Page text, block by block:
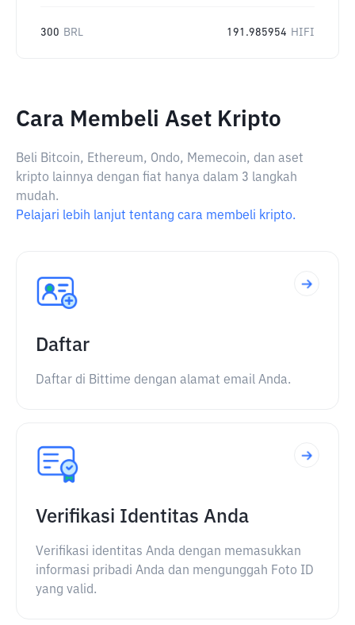
300 BRL 191.985954 HIFI
Cara Membeli Aset Kripto
Beli Bitcoin, Ethereum, Ondo, Memecoin, dan aset
kripto lainnya dengan fiat hanya dalam 3 langkah
mudah.
Pelajari lebih lanjut tentang cara membeli kripto.
Daftar
Daftar di Bittime dengan alamat email Anda.
Verifikasi Identitas Anda
Verifikasi identitas Anda dengan memasukkan
informasi pribadi Anda dan mengunggah Foto ID
yang valid.